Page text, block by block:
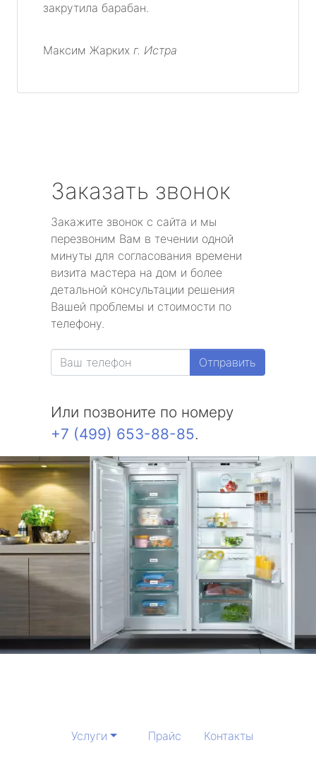
закрутила барабан.
Максим Жарких г. Истра
Заказать звонок
Закажите звонок с сайта и мы
перезвоним Вам в течении одной
минуты для согласования времени
визита мастера на дом и более
детальной консультации решения
Вашей проблемы и стоимости по
телефону.
Отправить
Или позвоните по номеру
+7 (499) 653-88-85.
Услуги Прайс
Контакты